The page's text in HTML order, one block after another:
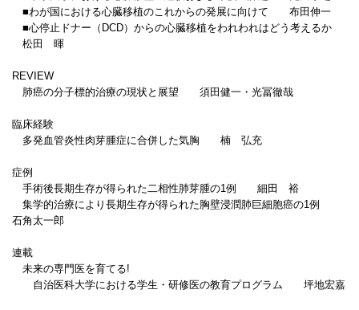
■わが国における心臓移植のこれからの発展に向けて 布田伸一
■心停止ドナー（DCD）からの心臓移植をわれわれはどう考えるか
松田 暉
REVIEW
肺癌の分子標的治療の現状と展望 須田健一・光冨徹哉
臨床経験
多発血管炎性肉芽腫症に合併した気胸 楠 弘充
症例
手術後長期生存が得られた二相性肺芽腫の1例 細田 裕
集学的治療により長期生存が得られた胸壁浸潤肺巨細胞癌の1例
石角太一郎
連載
未来の専門医を育てる!
自治医科大学における学生・研修医の教育プログラム 坪地宏嘉